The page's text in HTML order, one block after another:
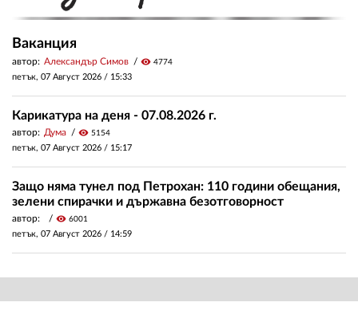
Ваканция
автор: Александър Симов visibility 4774
петък, 07 Август 2026 / 15:33
Карикатура на деня - 07.08.2026 г.
автор: Дума visibility 5154
петък, 07 Август 2026 / 15:17
Защо няма тунел под Петрохан: 110 години обещания,
зелени спирачки и държавна безотговорност
автор: visibility 6001
петък, 07 Август 2026 / 14:59